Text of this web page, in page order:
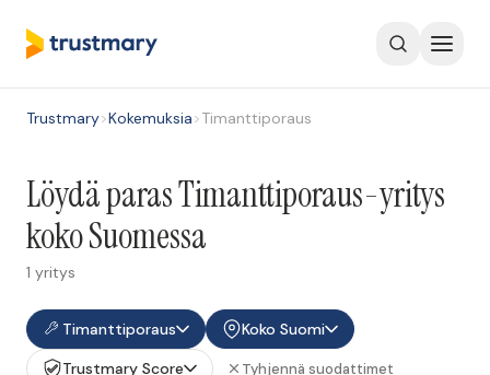
Trustmary>Kokemuksia>Timanttiporaus
Löydä paras Timanttiporaus-yritys
koko Suomessa
1 yritys
Timanttiporaus
Koko Suomi
Trustmary Score
Tyhjennä suodattimet